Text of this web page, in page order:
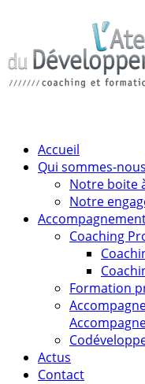
Accueil
Qui sommes-
Notre boite
Notre
Coaching
Formation
Actus
Contact